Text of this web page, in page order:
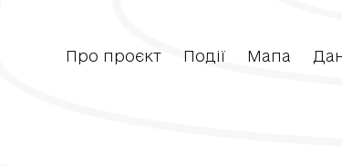
Про проєкт Події Мапа